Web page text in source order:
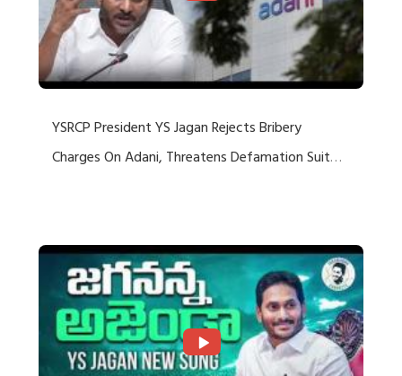
YSRCP President YS Jagan Rejects Bribery
Charges On Adani, Threatens Defamation Suit